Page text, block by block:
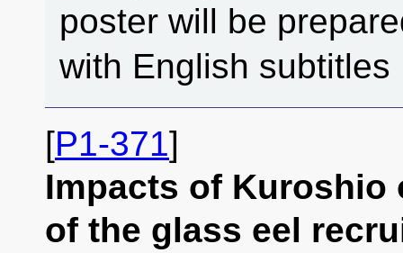
poster will be
with English subtitles
[P1-371]
Impacts of Kuroshio
of the glass eel